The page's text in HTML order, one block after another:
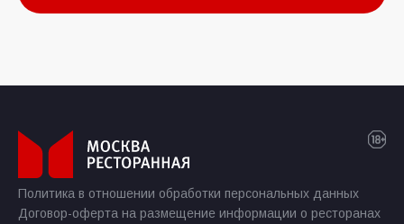
Политика в отношении обработки персональных данных
Договор-оферта на размещение информации о ресторанах